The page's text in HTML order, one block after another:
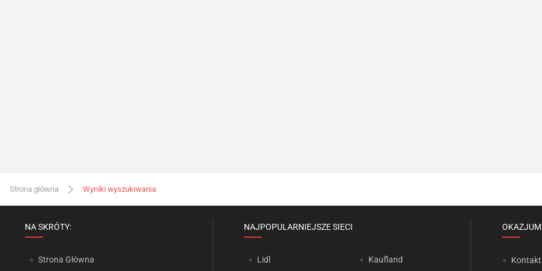
Strona główna Wyniki wyszukiwania
NA SKRÓTY:
Strona Główna
NAJPOPULARNIEJSZE SIECI
Lidl Kaufland Kontakt